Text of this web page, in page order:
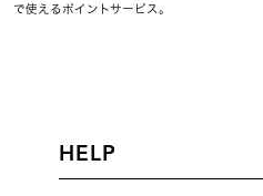
で使えるポイントサービス。
HELP